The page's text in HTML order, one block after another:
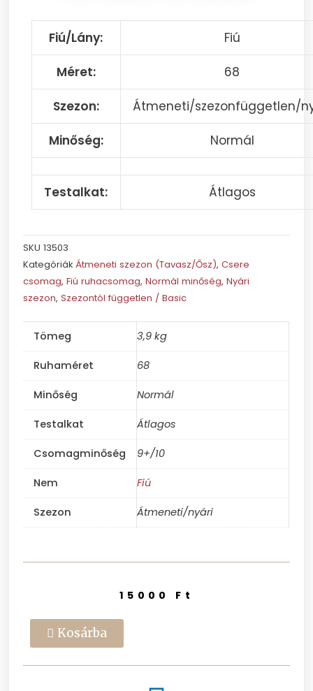
Fiú/Lány: Fiú
Méret: 68
Szezon: Átmeneti/szezonfüggetlen/
Minőség: Normál
Testalkat: Átlagos
SKU13503
Kategóriák Átmeneti szezon (Tavasz/Ősz),Csere
csomag,Fiú ruhacsomag,Normál minőség,Nyári
szezon,Szezontól független / Basic
Tömeg 3,9 kg
Ruhaméret 68
Minőség Normál
Testalkat Átlagos
Csomagminőség 9+/10
Nem Fiú
Szezon Átmeneti/nyári
15000 Ft
Kosárba